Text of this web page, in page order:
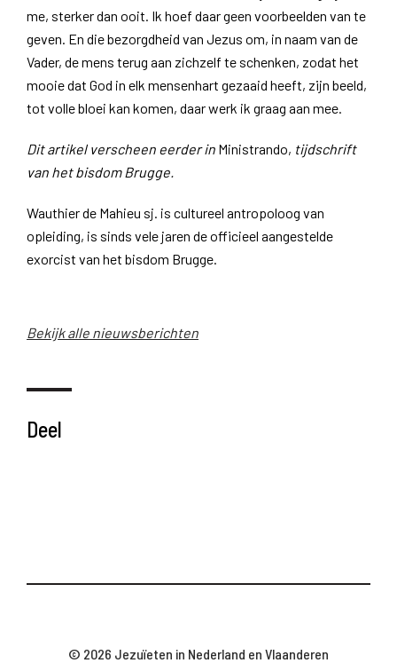
me, sterker dan ooit. Ik hoef daar geen voorbeelden van te
geven. En die bezorgdheid van Jezus om, in naam van de
Vader, de mens terug aan zichzelf te schenken, zodat het
mooie dat God in elk mensenhart gezaaid heeft, zijn beeld,
tot volle bloei kan komen, daar werk ik graag aan mee.
Dit artikel verscheen eerder in Ministrando, tijdschrift
van het bisdom Brugge.
Wauthier de Mahieu sj. is cultureel antropoloog van
opleiding, is sinds vele jaren de officieel aangestelde
exorcist van het bisdom Brugge.
Bekijk alle nieuwsberichten
Deel
© 2026 Jezuïeten in Nederland en Vlaanderen